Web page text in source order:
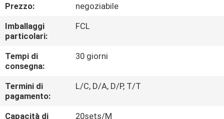
CONTATTICI
NOTIZIE
CASI
Prezzo:
negoziabile
Imballaggi
particolari:
FCL
Tempi di
consegna:
30 giorni
Termini di
pagamento:
L/C, D/A, D/P, T/T
Capacità di
20sets/M